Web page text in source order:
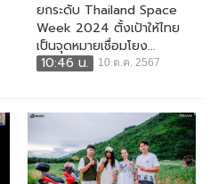
ยกระดับ Thailand Space
Week 2024 ตั้งเป้าให้ไทย
เป็นจุดหมายเชื่อมโยง...
10:46 น.
10 ต.ค. 2567